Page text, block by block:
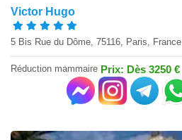
Victor Hugo
5 Bis Rue du Dôme, 75116, Paris, France
Réduction mammaire Prix: Dès 3250 €